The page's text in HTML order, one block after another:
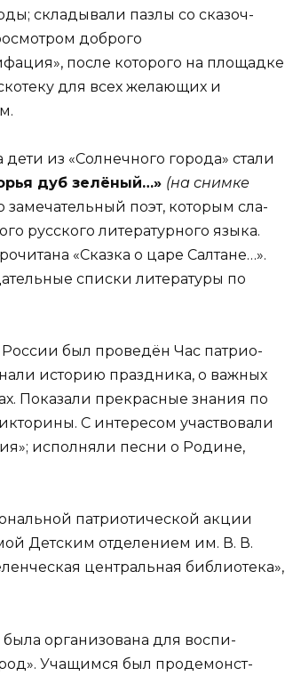
складывали пазлы со сказоч­
доброго
после которого на площадке
для всех желающих и
из «Солнечного города» ста­ли
дуб зелёный…» (на снимке
замечательный поэт, которым сла­
русского литературного языка.
«Сказка о царе Салтане…».
списки литературы по
был проведён Час патрио­
историю праздника, о важных
Показали прекрасные знания по
С интересом участвова­ли
исполняли песни о Родине,
патриотической акции
Детским отделением им. В. В.
центральная библиотека»,
была организована для воспи­
Учащимся был продемонст­